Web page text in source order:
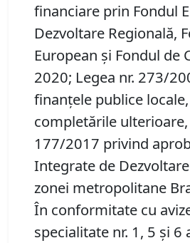
financiare prin Fondul
Dezvoltare Regională,
European și Fondul de
2020; Legea nr. 273/
finanțele publice
completările ulterioare,
177/2017 privind
Integrate de
zonei metropolitane
În conformitate cu
specialitate nr. 1, 5 și 6